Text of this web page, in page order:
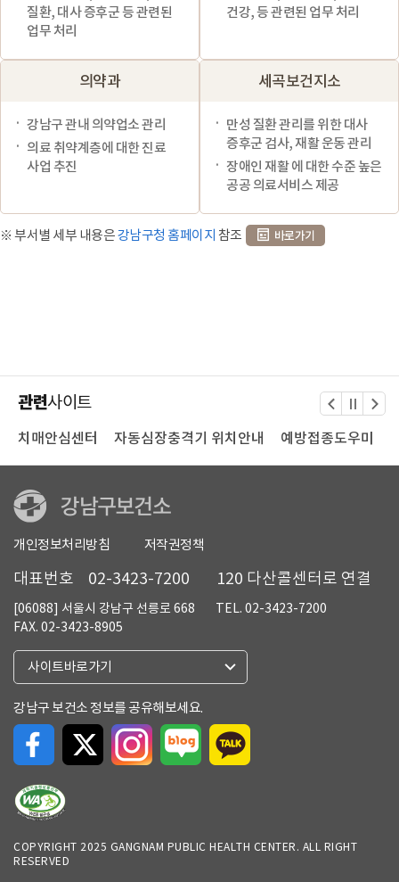
질환, 대사 증후군 등 관련된
업무 처리
건강, 등 관련된 업무 처리
의약과
강남구 관내 의약업소 관리
의료 취약계층에 대한 진료
사업 추진
세곡보건지소
만성 질환 관리를 위한 대사
증후군 검사, 재활 운동 관리
장애인 재활 에 대한 수준 높은
공공 의료서비스 제공
※ 부서별 세부 내용은강남구청 홈페이지 참조 바로가기
관련사이트
치매안심센터 자동심장충격기 위치안내 예방접종도우미
개인정보처리방침 저작권정책
대표번호 02-3423-7200 120 다산콜센터로 연결
[06088] 서울시 강남구 선릉로 668
TEL. 02-3423-7200
FAX. 02-3423-8905
COPYRIGHT 2025 GANGNAM PUBLIC HEALTH CENTER. ALL RIGHT
RESERVED
사이트바로가기
기
강남구 보건소 정보를 공유해보세요.